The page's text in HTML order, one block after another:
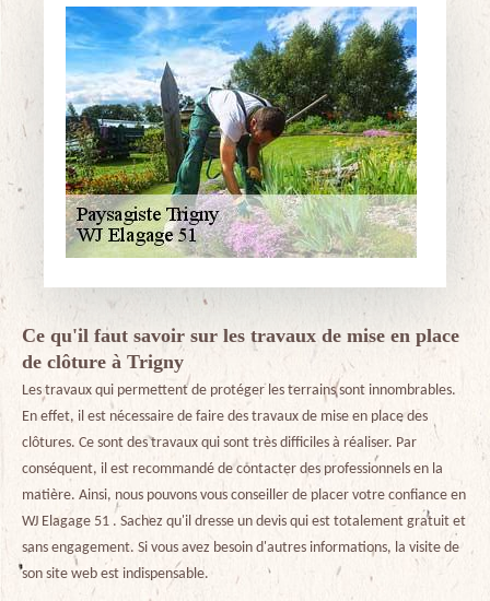
Ce qu'il faut savoir sur les travaux de mise en place
de clôture à Trigny
Les travaux qui permettent de protéger les terrains sont innombrables.
En effet, il est nécessaire de faire des travaux de mise en place des
clôtures. Ce sont des travaux qui sont très difficiles à réaliser. Par
conséquent, il est recommandé de contacter des professionnels en la
matière. Ainsi, nous pouvons vous conseiller de placer votre confiance en
WJ Elagage 51 . Sachez qu'il dresse un devis qui est totalement gratuit et
sans engagement. Si vous avez besoin d'autres informations, la visite de
son site web est indispensable.